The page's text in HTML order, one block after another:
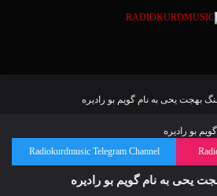
بهجت یحی به نام گویم بو رادیرە
Radiokurdmusic Telegram Channel
یحی به نام گویم بو رادیرە